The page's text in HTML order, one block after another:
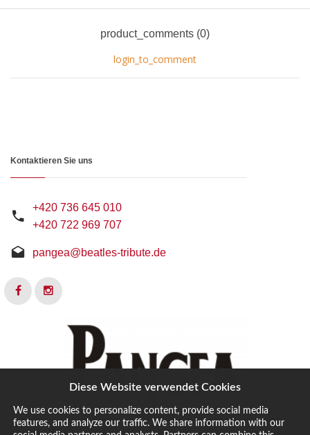
product_comments (0)
login_to_comment
Kontaktieren Sie uns
+420 736 645 010
+420 722 969 707
pangea@beatles-tribute.de
Diese Website verwendet Cookies
We use cookies to personalize content, provide social media
features, and analyze our traffic. We share information with our